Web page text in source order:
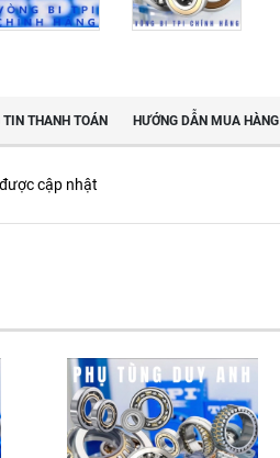
TIN THANH TOÁN HƯỚNG DẪN MUA HÀNG
cập nhật